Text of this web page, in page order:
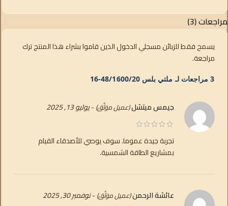
مراجعات (3)
3 مراجعات لـ ملتي بلس 48/1600/20-16
جيمس ميتشل(عميل موَثَّق)-يوليو 13, 2025
تجربة جيدة عموما. سوف يوصي للأصدقاء القيام
بمشاريع الطاقة الشمسية.
عائشة الرحمن(عميل موَثَّق)-نوفمبر 30, 2025
يسمح فقط للزبائن مسجلي الدخول الذين قاموا بشراء هذا المنتج ترك
مراجعة.